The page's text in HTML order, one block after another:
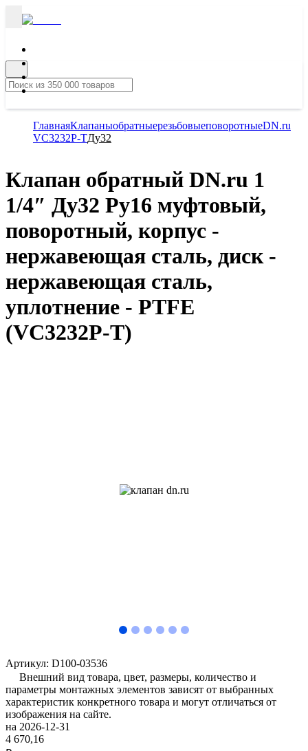
ГлавнаяКлапаныобратныерезьбовыеповоротныеDN.ru
VC3232P-TДу32
Клапан обратный DN.ru 1
1/4″ Ду32 Ру16 муфтовый,
поворотный, корпус -
нержавеющая сталь, диск -
нержавеющая сталь,
уплотнение - PTFE
(VC3232P-T)
Артикул: D100-03536
Внешний вид товара, цвет, размеры, количество и
параметры монтажных элементов зависят от выбранных
характеристик конкретного товара и могут отличаться от
изображения на сайте.
на 2026-12-31
4 670,16